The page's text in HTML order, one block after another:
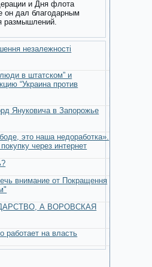
и Дня флота
он дал благодарным
размышлений.
незалежності
в штатском” и
“Украина против
Януковича в Запорожье
это наша недоработка».
через интернет
внимание от Покращення
А ВОРОВСКАЯ
работает на власть